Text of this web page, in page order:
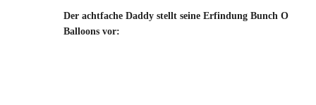
Der achtfache Daddy stellt seine Erfindung Bunch O
Balloons vor: